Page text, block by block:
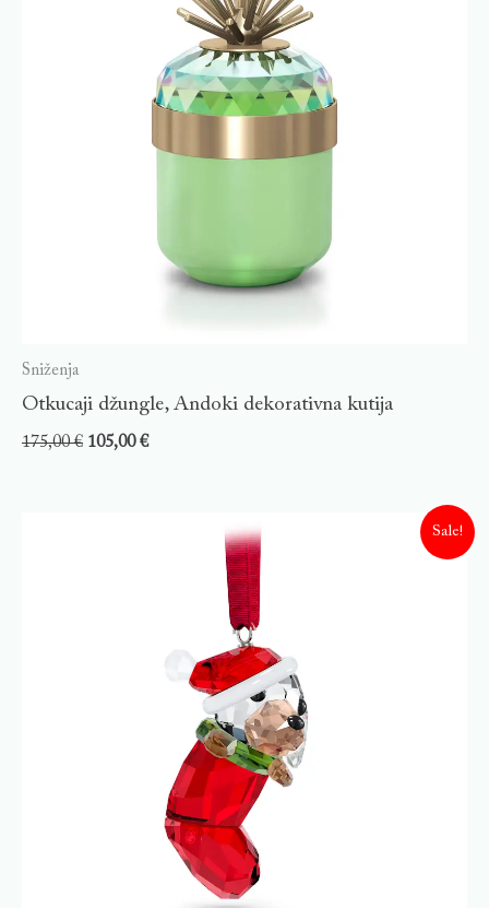
Sniženja
Otkucaji džungle, Andoki dekorativna kutija
175,00€ 105,00€
Sale!